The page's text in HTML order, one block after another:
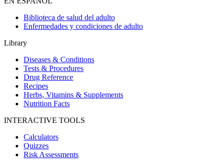
Biblioteca de salud del adulto
Enfermedades y condiciones de adulto
Library
Diseases & Conditions
Tests & Procedures
Drug Reference
Recipes
Herbs, Vitamins & Supplements
Nutrition Facts
INTERACTIVE TOOLS
Calculators
Quizzes
Risk Assessments